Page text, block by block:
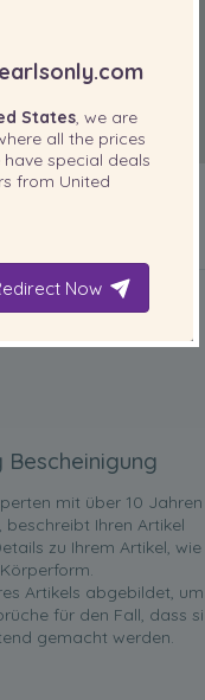
Bescheinigung
mit über 10 Jahren
Ihren Artikel
zu Ihrem Artikel, wie
Artikels abgebildet, um
für den Fall, dass
gemacht werden.
States, we are
all the prices
special deals
from United
Now